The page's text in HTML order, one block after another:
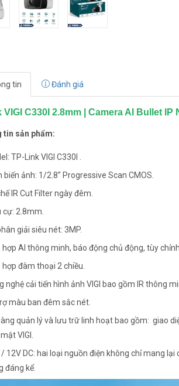
tin Đánh giá
VIGI C330I 2.8mm | Camera AI Bullet
tin sản phẩm:
TP-Link VIGI C330I .
biến ảnh: 1/2.8” Progressive Scan CMOS.
IR Cut Filter ngày đêm.
cự: 2.8mm.
giải siêu nét: 3MP.
hợp AI thông minh, báo động chủ động, tùy
hợp đàm thoại 2 chiều.
nghệ cải tiến hình ảnh VIGI bao gồm IR thông
màu ban đêm sắc nét.
quản lý và lưu trữ linh hoạt bao gồm: giao
VIGI.
/ 12V DC: hai loại nguồn điện không chỉ mang
đáng kể.